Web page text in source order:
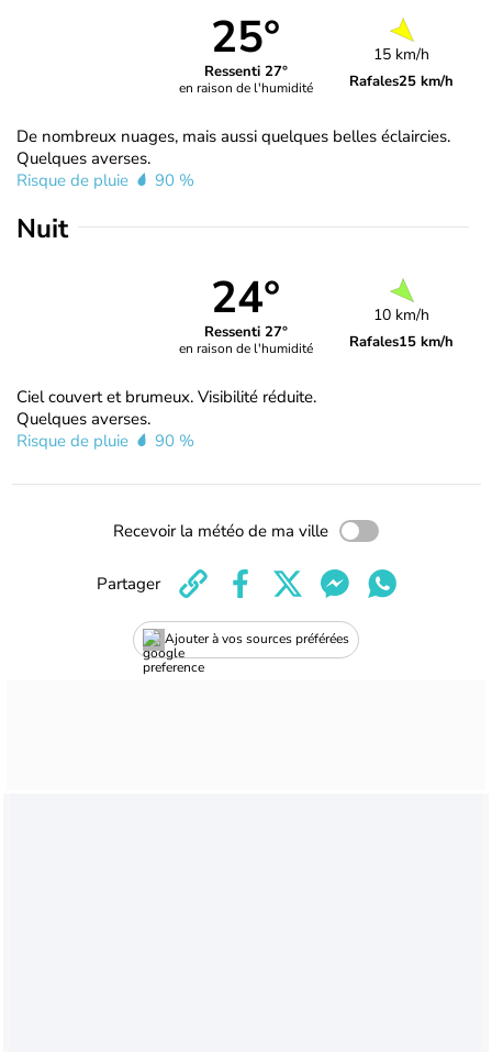
25°
Ressenti 27°
en raison de l'humidité
15 km/h
Rafales25 km/h
De nombreux nuages, mais aussi quelques belles éclaircies.
Quelques averses.
Risque de pluie
90 %
Nuit
24°
Ressenti 27°
en raison de l'humidité
10 km/h
Rafales15 km/h
Ciel couvert et brumeux. Visibilité réduite.
Quelques averses.
Risque de pluie
90 %
Recevoir la météo de ma ville
Ajouter à vos sources préférées
Partager